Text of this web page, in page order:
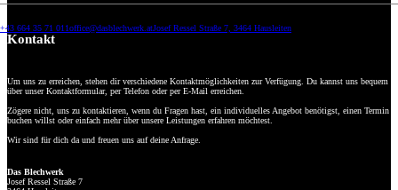
+43 664 35 71 011office@dasblechwerk.atJosef Ressel Straße 7, 3464 Hausleiten
Kontakt
Um uns zu erreichen, stehen dir verschiedene Kontaktmöglichkeiten zur Verfügung. Du kannst uns bequem
über unser Kontaktformular, per Telefon oder per E-Mail erreichen.
Zögere nicht, uns zu kontaktieren, wenn du Fragen hast, ein individuelles Angebot benötigst, einen Termin
buchen willst oder einfach mehr über unsere Leistungen erfahren möchtest.
Wir sind für dich da und freuen uns auf deine Anfrage.
Das Blechwerk
Josef Ressel Straße 7